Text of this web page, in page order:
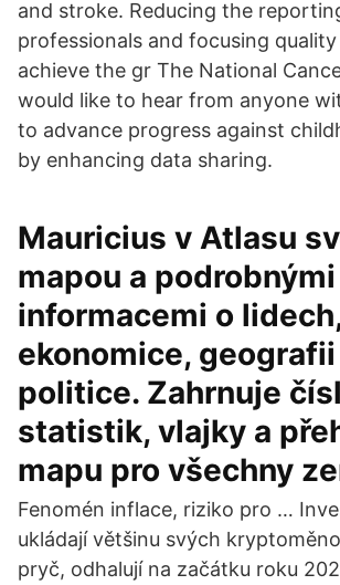
and stroke. Reducing the
professionals and focusing
achieve the gr The National
would like to hear from anyone
to advance progress against
by enhancing data sharing.
Mauricius v Atlasu
mapou a podrobnými
informacemi o
ekonomice, geografii
politice. Zahrnuje
statistik, vlajky a
mapu pro všechny
Fenomén inflace, riziko pro …
ukládají většinu svých
pryč, odhalují na začátku roku